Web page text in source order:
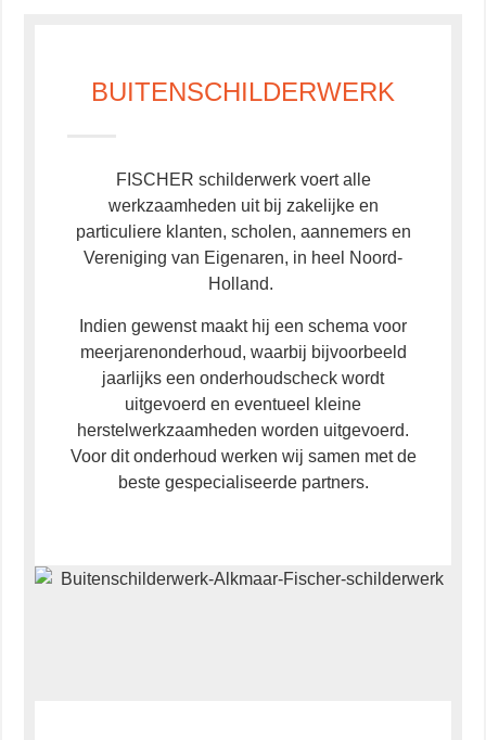
BUITENSCHILDERWERK
FISCHER schilderwerk voert alle
werkzaamheden uit bij zakelijke en
particuliere klanten, scholen, aannemers en
Vereniging van Eigenaren, in heel Noord-
Holland.
Indien gewenst maakt hij een schema voor
meerjarenonderhoud, waarbij bijvoorbeeld
jaarlijks een onderhoudscheck wordt
uitgevoerd en eventueel kleine
herstelwerkzaamheden worden uitgevoerd.
Voor dit onderhoud werken wij samen met de
beste gespecialiseerde partners.